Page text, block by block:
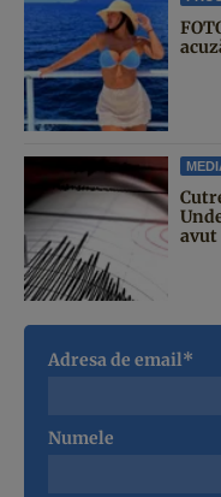
avut
Adresa de email*
Numele